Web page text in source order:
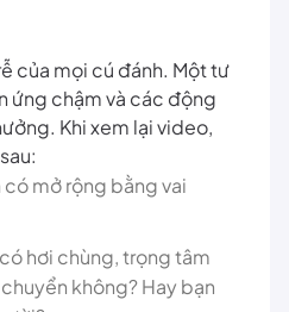
của mọi cú đánh. Một tư
ứng chậm và các động
Khi xem lại video,
có mở rộng bằng vai
hơi chùng, trọng tâm
không? Hay bạn